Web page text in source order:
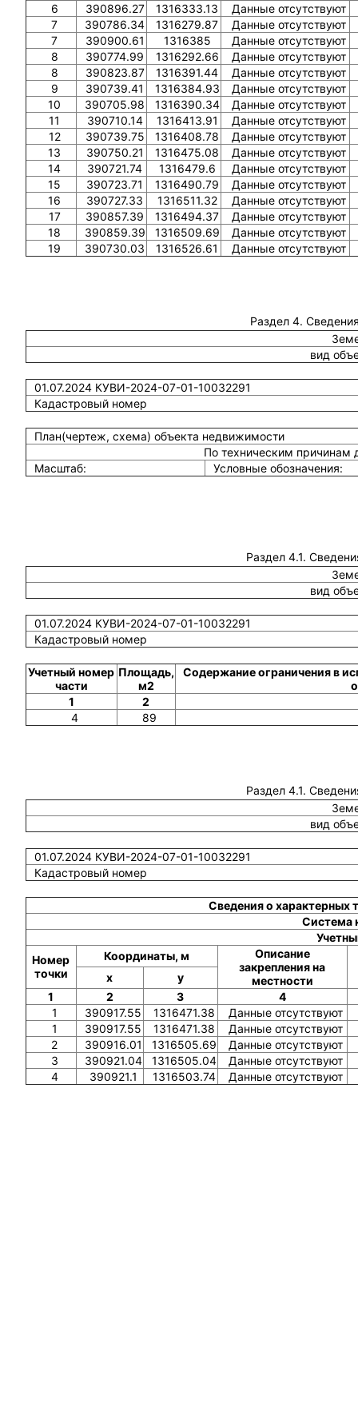
6
390896.27 1316333.13
Данные отсутствуют
7
390786.34 1316279.87
Данные отсутствуют
7
390900.61 1316385
Данные отсутствуют
8
390774.99 1316292.66
Данные отсутствуют
8
390823.87 1316391.44
Данные отсутствуют
9
390739.41 1316384.93
Данные отсутствуют
10
390705.98 1316390.34
Данные отсутствуют
11
390710.14 1316413.91
Данные отсутствуют
12
390739.75 1316408.78
Данные отсутствуют
13
390750.21 1316475.08
Данные отсутствуют
14
390721.74 1316479.6
Данные отсутствуют
15
390723.71 1316490.79
Данные отсутствуют
16
390727.33 1316511.32
Данные отсутствуют
17
390857.39 1316494.37
Данные отсутствуют
18
390859.39 1316509.69
Данные отсутствуют
19
390730.03 1316526.61 Данные отсутствуют
Раздел 4.
вид
01.07.2024 КУВИ-2024-07-01-10032291
Кадастровый номер
План(чертеж, схема) объекта недвижимости
По техническим причинам
Масштаб:
Условные обозначения:
Раздел 4.1.
вид
01.07.2024 КУВИ-2024-07-01-10032291
Кадастровый номер
Учетный номер
части
Площадь,
м2
Содержание ограничения в
1
2
4
89
Раздел 4.1.
вид
01.07.2024 КУВИ-2024-07-01-10032291
Кадастровый номер
Сведения о характерных
Система
Номер
точки
Координаты, м
Описание
закрепления на
местности
x
y
1
2 3
4
1
390917.55 1316471.38
Данные отсутствуют
1
390917.55 1316471.38
Данные отсутствуют
2
390916.01 1316505.69
Данные отсутствуют
3
390921.04 1316505.04
Данные отсутствуют
4
390921.1 1316503.74 Данные отсутствуют